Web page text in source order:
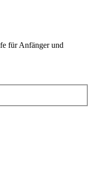
für Anfänger und